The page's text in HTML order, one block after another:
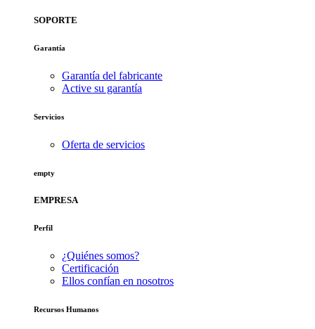
SOPORTE
Garantía
Garantía del fabricante
Active su garantía
Servicios
Oferta de servicios
empty
EMPRESA
Perfil
¿Quiénes somos?
Certificación
Ellos confían en nosotros
Recursos Humanos